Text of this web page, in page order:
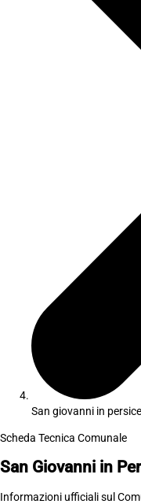
San giovanni in
Scheda Tecnica Comunale
San Giovanni in
Informazioni ufficiali sul